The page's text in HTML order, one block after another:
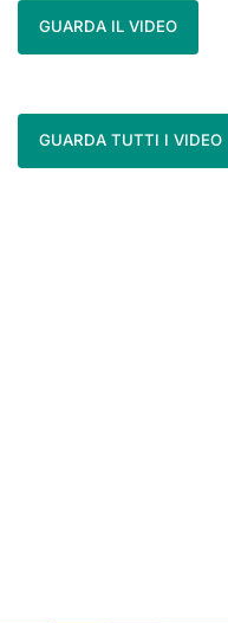
GUARDA IL VIDEO
GUARDA TUTTI I VIDEO